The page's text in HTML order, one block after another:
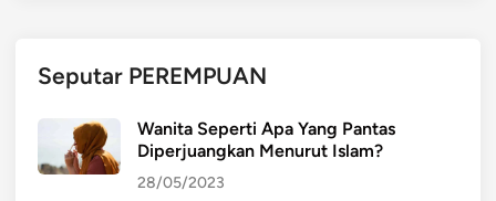
i
Seputar PEREMPUAN
Wanita Seperti Apa Yang Pantas
Diperjuangkan Menurut Islam?
28/05/2023